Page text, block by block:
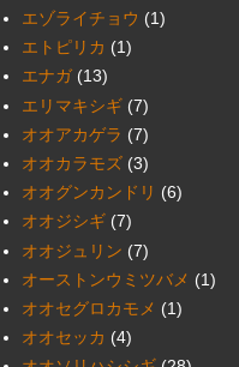
エゾライチョウ (1)
エトピリカ (1)
エナガ (13)
エリマキシギ (7)
オオアカゲラ (7)
オオカラモズ (3)
オオグンカンドリ (6)
オオジシギ (7)
オオジュリン (7)
オーストンウミツバメ (1)
オオセグロカモメ (1)
オオセッカ (4)